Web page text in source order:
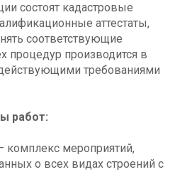
состоят кадастровые
аттестаты,
соответствующие
процедур производится в
требованиями
работ:
комплекс мероприятий,
о всех видах строений с